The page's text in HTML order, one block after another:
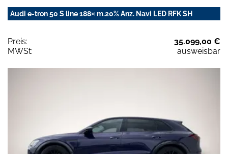
Audi e-tron 50 S line 188¤ m.20% Anz. Navi LED RFK SH
Preis:
35.099,00 €
MWSt:
ausweisbar